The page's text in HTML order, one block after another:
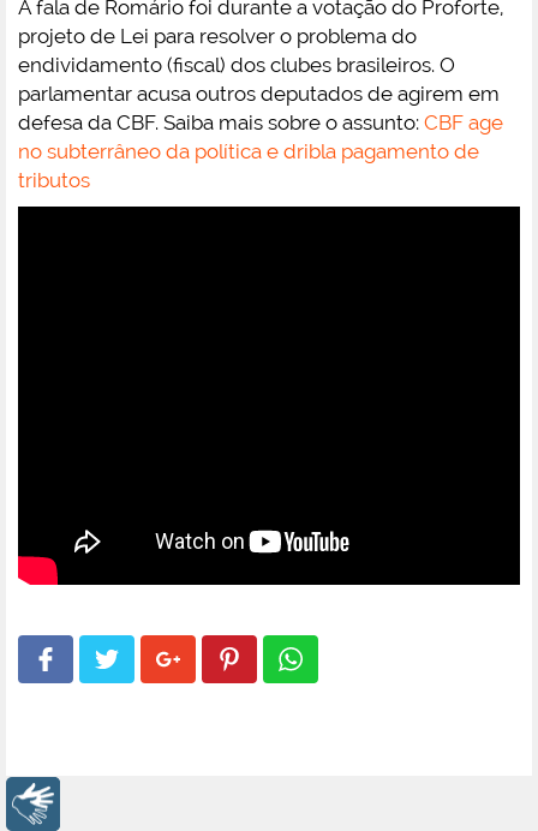
A fala de Romário foi durante a votação do Proforte,
projeto de Lei para resolver o problema do
endividamento (fiscal) dos clubes brasileiros. O
parlamentar acusa outros deputados de agirem em
defesa da CBF. Saiba mais sobre o assunto: CBF age
no subterrâneo da política e dribla pagamento de
tributos